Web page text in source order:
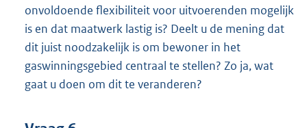
onvoldoende flexibiliteit voor uitvoerenden mogelijk
is en dat maatwerk lastig is? Deelt u de mening dat
dit juist noodzakelijk is om bewoner in het
gaswinningsgebied centraal te stellen? Zo ja, wat
gaat u doen om dit te veranderen?